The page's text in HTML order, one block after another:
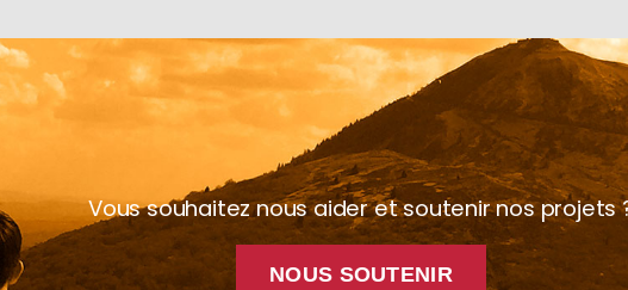
Vous souhaitez nous aider et soutenir nos projets
NOUS SOUTENIR